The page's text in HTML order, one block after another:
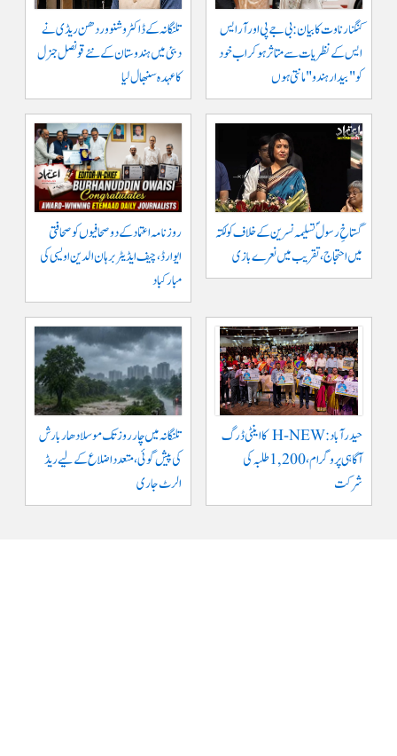
کنگنا رناوت کا بیان: بی جے پی اور آر ایس
ایس کے نظریات سے متاثر ہو کر اب خود
کو "بیدار ہندو" مانتی ہوں
تلنگانہ کے ڈاکٹر وشنو وردھن ریڈی نے
دبئی میں ہندوستان کے نئے قونصل جنرل
کا عہدہ سنبھال لیا
گستاخِ رسولؐ تسلیمہ نسرین کے خلاف کولکتہ
میں احتجاج، تقریب میں نعرے بازی
روزنامہ اعتماد کے دو صحافیوں کو صحافتی
ایوارڈ، چیف ایڈیٹر برہان الدین اویسی کی
مبارکباد
حیدرآباد: H-NEW کا اینٹی ڈرگ
آگاہی پروگرام، 1,200 طلبہ کی
شرکت
تلنگانہ میں چار روز تک موسلادھار بارش
کی پیش گوئی، متعدد اضلاع کے لیے ریڈ
الرٹ جاری